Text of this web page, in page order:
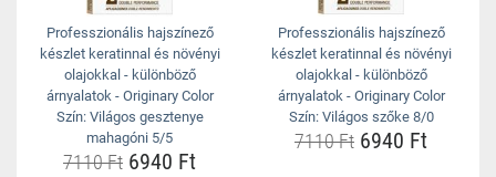
Professzionális hajszínező
készlet keratinnal és növényi
olajokkal - különböző
árnyalatok - Originary Color
Szín: Világos gesztenye
mahagóni 5/5
7110 Ft 6940 Ft
Professzionális hajszínező
készlet keratinnal és növényi
olajokkal - különböző
árnyalatok - Originary Color
Szín: Világos szőke 8/0
7110 Ft 6940 Ft